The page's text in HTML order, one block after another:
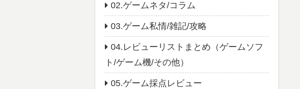
02.ゲームネタ/コラム
03.ゲーム私情/雑記/攻略
04.レビューリストまとめ（ゲームソフ
ト/ゲーム機/その他）
05.ゲーム採点レビュー